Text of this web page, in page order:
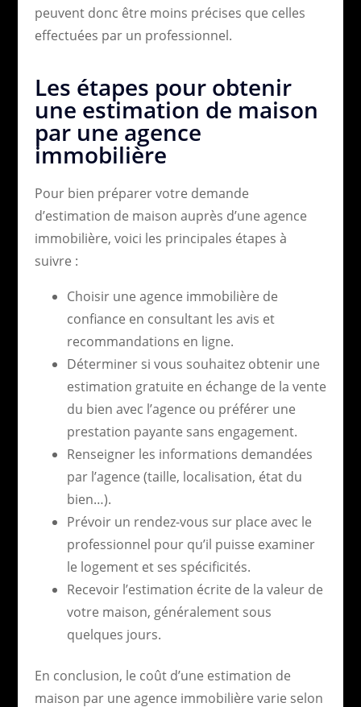
peuvent donc être moins précises que celles
effectuées par un professionnel.
Les étapes pour obtenir
une estimation de maison
par une agence
immobilière
Pour bien préparer votre demande
d’estimation de maison auprès d’une agence
immobilière, voici les principales étapes à
suivre :
Choisir une agence immobilière de
confiance en consultant les avis et
recommandations en ligne.
Déterminer si vous souhaitez obtenir une
estimation gratuite en échange de la vente
du bien avec l’agence ou préférer une
prestation payante sans engagement.
Renseigner les informations demandées
par l’agence (taille, localisation, état du
bien…).
Prévoir un rendez-vous sur place avec le
professionnel pour qu’il puisse examiner
le logement et ses spécificités.
Recevoir l’estimation écrite de la valeur de
votre maison, généralement sous
quelques jours.
En conclusion, le coût d’une estimation de
maison par une agence immobilière varie selon